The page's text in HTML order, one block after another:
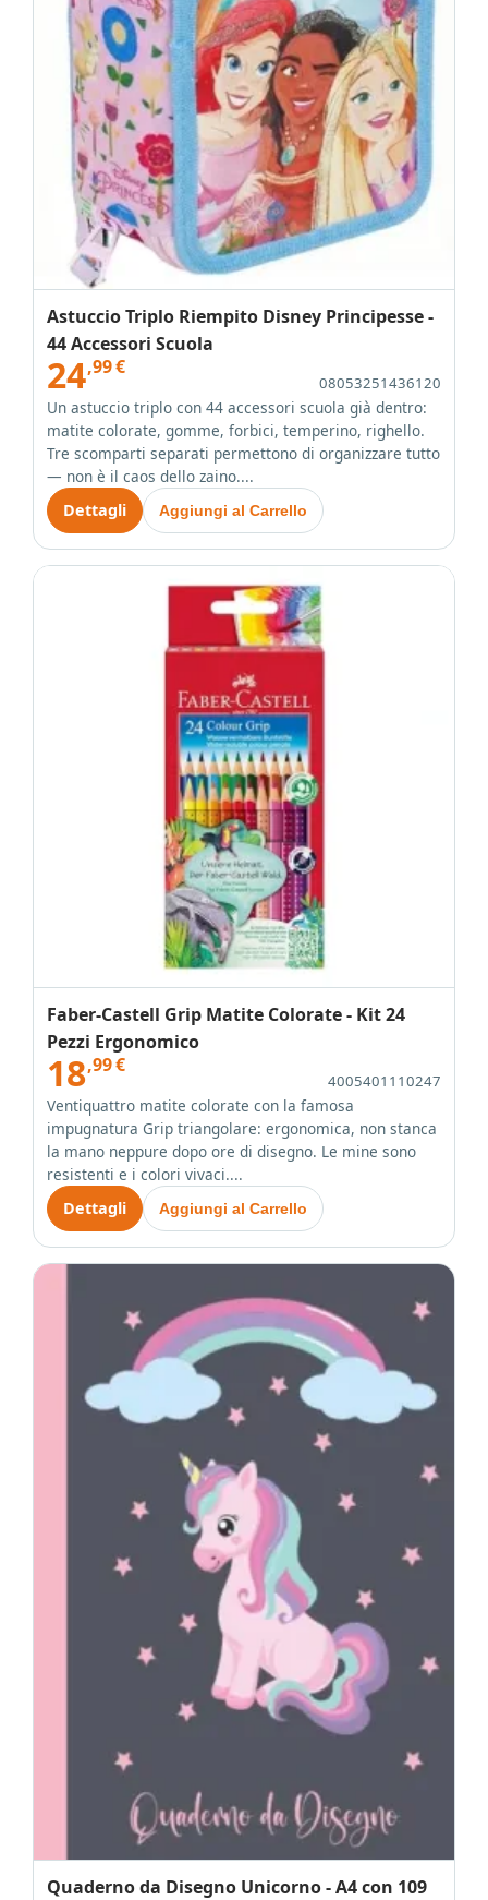
Astuccio Triplo Riempito Disney Principesse -
44 Accessori Scuola
24,99€
08053251436120
Un astuccio triplo con 44 accessori scuola già dentro:
matite colorate, gomme, forbici, temperino, righello.
Tre scomparti separati permettono di organizzare tutto
— non è il caos dello zaino....
Dettagli
Aggiungi al Carrello
Faber-Castell Grip Matite Colorate - Kit 24
Pezzi Ergonomico
18,99€
4005401110247
Ventiquattro matite colorate con la famosa
impugnatura Grip triangolare: ergonomica, non stanca
la mano neppure dopo ore di disegno. Le mine sono
resistenti e i colori vivaci....
Dettagli
Aggiungi al Carrello
Quaderno da Disegno Unicorno - A4 con 109